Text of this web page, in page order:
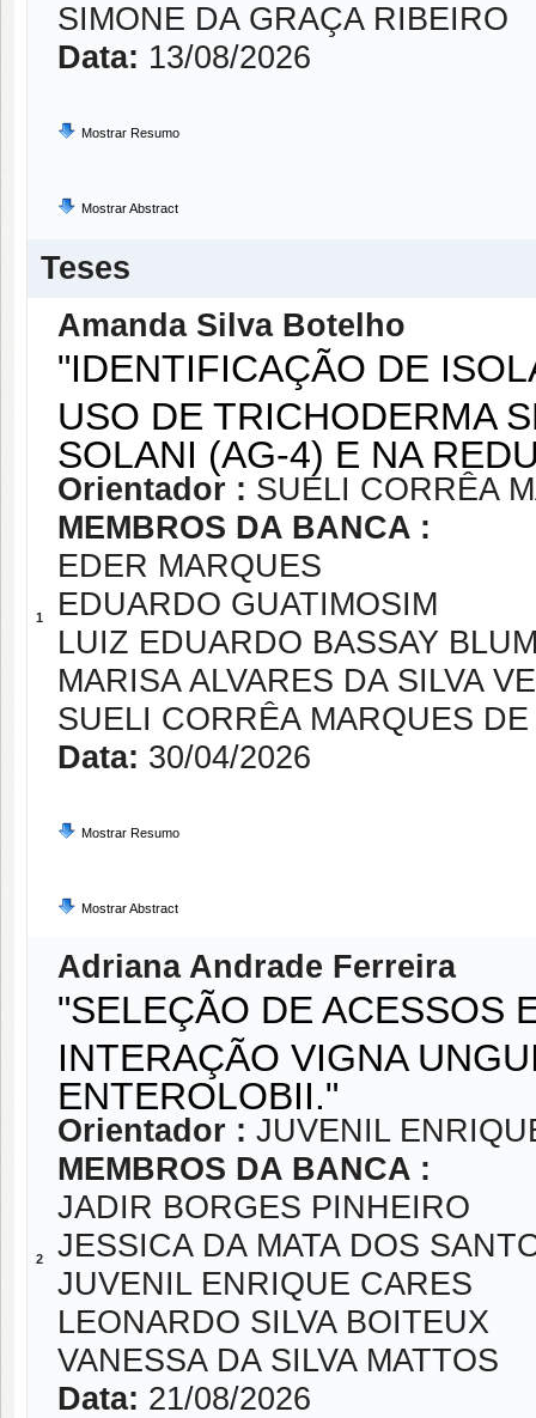
SIMONE DA GRAÇA RIBEIRO
Data: 13/08/2026
Mostrar Resumo
Mostrar Abstract
Teses
1
Amanda Silva Botelho
"IDENTIFICAÇÃO DE
USO DE TRICHODERMA
SOLANI (AG-4) E NA
Orientador : SUELI CORRÊA
MEMBROS DA BANCA :
EDER MARQUES
EDUARDO GUATIMOSIM
LUIZ EDUARDO BASSAY
MARISA ALVARES DA SILVA
SUELI CORRÊA MARQUES
Data: 30/04/2026
Mostrar Resumo
Mostrar Abstract
2
Adriana Andrade Ferreira
"SELEÇÃO DE ACESSOS
INTERAÇÃO VIGNA
ENTEROLOBII."
Orientador : JUVENIL
MEMBROS DA BANCA :
JADIR BORGES PINHEIRO
JESSICA DA MATA DOS
JUVENIL ENRIQUE CARES
LEONARDO SILVA BOITEUX
VANESSA DA SILVA MATTOS
Data: 21/08/2026